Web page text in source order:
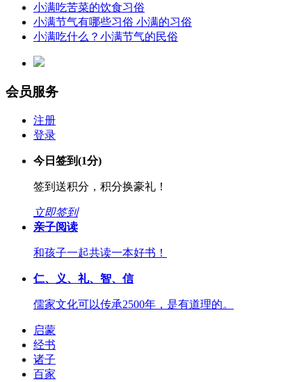
小满吃苦菜的饮食习俗
小满节气有哪些习俗 小满的习俗
小满吃什么？小满节气的民俗
会员服务
注册
登录
今日签到(1分)
签到送积分，积分换豪礼！
立即签到
亲子阅读
和孩子一起共读一本好书！
仁、义、礼、智、信
儒家文化可以传承2500年，是有道理的。
启蒙
经书
诸子
百家